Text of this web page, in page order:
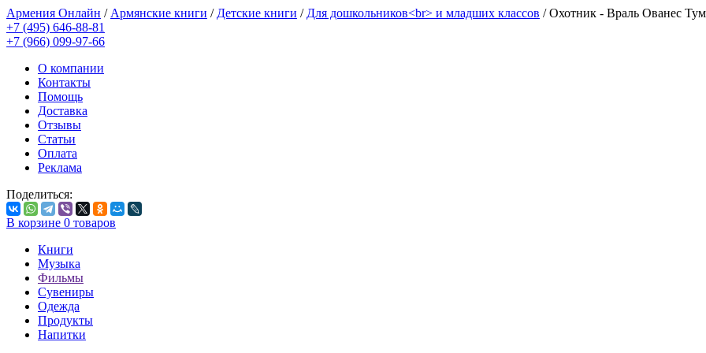
Армения Онлайн / Армянские книги / Детские книги / Для дошкольников<br> и младших классов /Охотник - Враль Ованес
+7 (495) 646-88-81
+7 (966) 099-97-66
О компании
Контакты
Помощь
Доставка
Отзывы
Статьи
Оплата
Реклама
Поделиться:
В корзине 0 товаров
Книги
Музыка
Фильмы
Сувениры
Одежда
Продукты
Напитки